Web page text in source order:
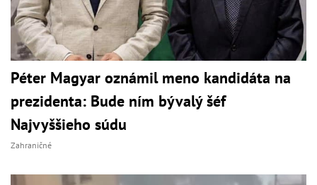
Péter Magyar oznámil meno kandidáta na
prezidenta: Bude ním bývalý šéf
Najvyššieho súdu
Zahraničné